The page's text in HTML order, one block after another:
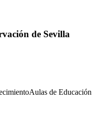
de Sevilla
Aulas de Educación